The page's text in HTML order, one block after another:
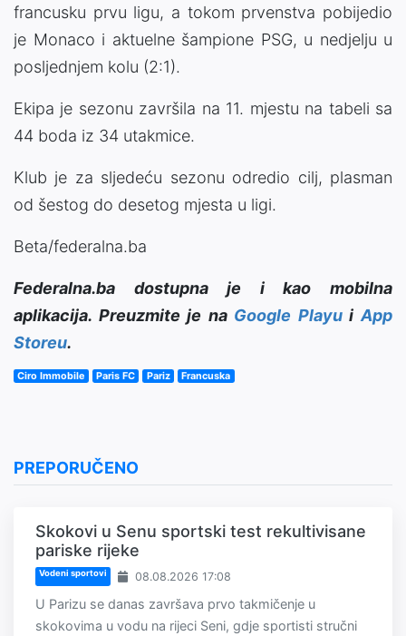
francusku prvu ligu, a tokom prvenstva pobijedio
je Monaco i aktuelne šampione PSG, u nedjelju u
posljednjem kolu (2:1).
Ekipa je sezonu završila na 11. mjestu na tabeli sa
44 boda iz 34 utakmice.
Klub je za sljedeću sezonu odredio cilj, plasman
od šestog do desetog mjesta u ligi.
Beta/federalna.ba
Federalna.ba dostupna je i kao mobilna
aplikacija. Preuzmite je na Google PlayuiApp
Storeu.
Ciro Immobile Paris FC Pariz Francuska
PREPORUČENO
Skokovi u Senu sportski test rekultivisane
pariske rijeke
Vodeni sportovi 08.08.2026 17:08
U Parizu se danas završava prvo takmičenje u
skokovima u vodu na rijeci Seni, gdje sportisti stručni